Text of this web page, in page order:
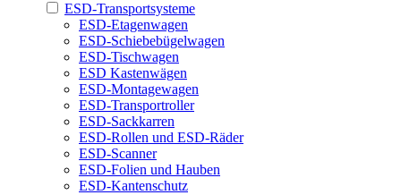
ESD-Transportsysteme
ESD-Etagenwagen
ESD-Schiebebügelwagen
ESD-Tischwagen
ESD Kastenwägen
ESD-Montagewagen
ESD-Transportroller
ESD-Sackkarren
ESD-Rollen und ESD-Räder
ESD-Scanner
ESD-Folien und Hauben
ESD-Kantenschutz